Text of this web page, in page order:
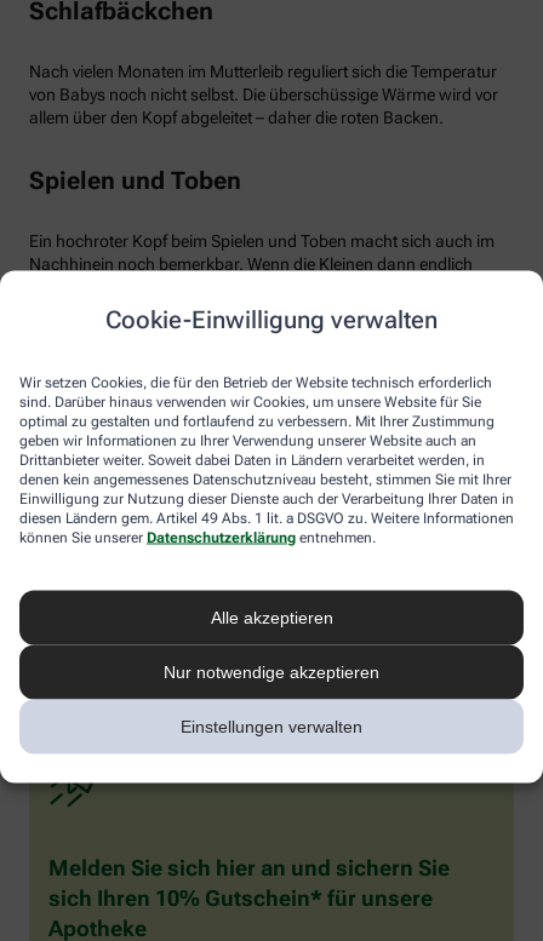
Cookie-Einwilligung verwalten
Wir setzen Cookies, die für den Betrieb der Website technisch erforderlich
sind. Darüber hinaus verwenden wir Cookies, um unsere Website für Sie
optimal zu gestalten und fortlaufend zu verbessern. Mit Ihrer Zustimmung
geben wir Informationen zu Ihrer Verwendung unserer Website auch an
Drittanbieter weiter. Soweit dabei Daten in Ländern verarbeitet werden, in
denen kein angemessenes Datenschutzniveau besteht, stimmen Sie mit Ihrer
Einwilligung zur Nutzung dieser Dienste auch der Verarbeitung Ihrer Daten in
diesen Ländern gem. Artikel 49 Abs. 1 lit. a DSGVO zu. Weitere Informationen
können Sie unserer Datenschutzerklärung entnehmen.
Alle akzeptieren
Nur notwendige akzeptieren
Einstellungen verwalten
Schlafbäckchen
Nach vielen Monaten im Mutterleib reguliert sich die Temperatur
von Babys noch nicht selbst. Die überschüssige Wärme wird vor
allem über den Kopf abgeleitet – daher die roten Backen.
Spielen und Toben
Ein hochroter Kopf beim Spielen und Toben macht sich auch im
Nachhinein noch bemerkbar. Wenn die Kleinen dann endlich
bemerkbar an den warmen roten Wangen. Übrigens kann auch
eine Überhitzung im Kinder- oder Spielzimmer zu hochroten
Zahnen
Kein Grund zur Sorge besteht, wenn das Baby zahnt. Erhöhte
Temperatur ist dann ganz normal, ebenso wie die damit
einhergehenden roten Bäckchen. Babys können dann weinerlich
werden und auffällig viel speicheln. Sie reiben häufig an ihrem
die Finger gerät. Rote Backen beim Baby oder Kleinkind sind also
häufig verbreitet, in den meisten Fällen besteht aber kein Grund
zur Sorge. Wenn Sie sich unsicher sind, was die Ursache betrifft,
sollten Sie Ihren Kinderarzt konsultieren.
Melden Sie sich hier an und sichern Sie
sich Ihren 10% Gutschein* für unsere
Apotheke